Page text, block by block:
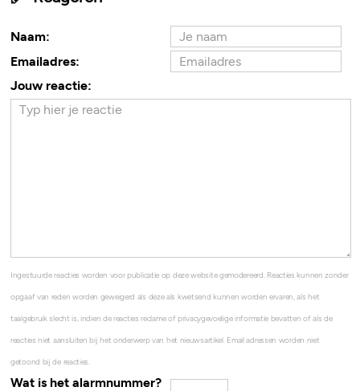
Naam:
Emailadres:
Jouw reactie:
Ingestuurde reacties worden voor publicatie op deze website gemodereerd. Reacties kunnen zonder
opgaaf van reden worden geweigerd als deze als kwetsend kunnen worden ervaren, als het
taalgebruik slecht is, indien de reacties reclame of privacygevoelige informatie bevatten of als de
reacties niet aansluiten bij het onderwerp van het nieuwsartikel. Email adressen worden niet
getoond bij de reacties.
Wat is het alarmnummer?